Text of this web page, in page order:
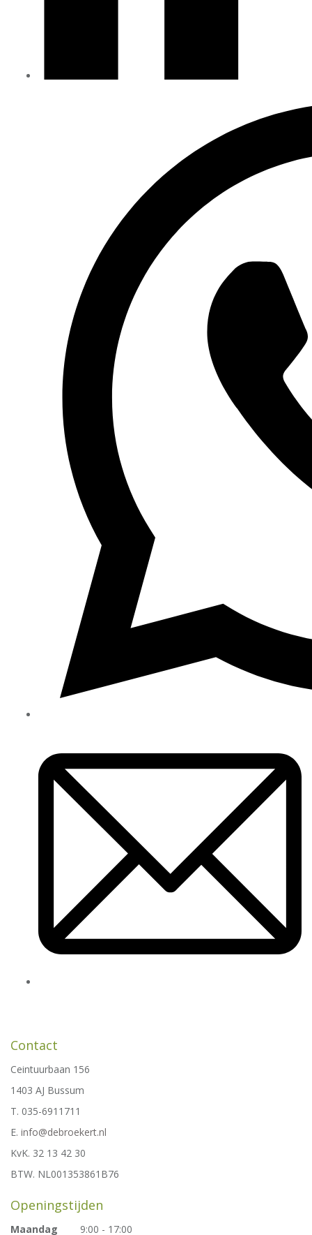
Contact
Ceintuurbaan 156
1403 AJ Bussum
T. 035-6911711
E. info@debroekert.nl
KvK. 32 13 42 30
BTW. NL001353861B76
Openingstijden
Maandag 9:00 - 17:00